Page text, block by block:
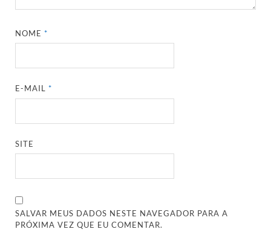
NOME*
E-MAIL*
SITE
SALVAR MEUS DADOS NESTE NAVEGADOR PARA A
PRÓXIMA VEZ QUE EU COMENTAR.